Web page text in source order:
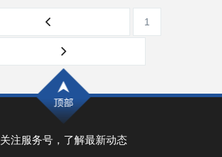
1
关注服务号，了解最新动态